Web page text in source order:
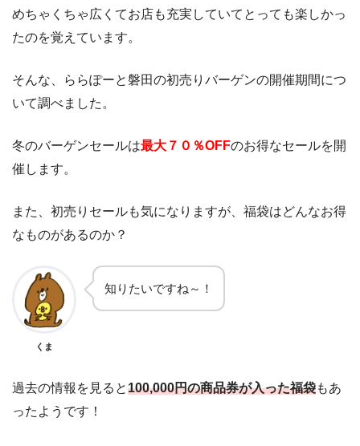
めちゃくちゃ広くてお店も充実していてとっても楽しかっ
たのを覚えています。
そんな、ららぽーと磐田の初売りバーゲンの開催期間につ
いて調べました。
冬のバーゲンセールは最大７０％OFFのお得なセールを開
催します。
また、初売りセールも気になりますが、福袋はどんなお得
なものがあるのか？
くま
知りたいですね～！
過去の情報を見ると100,000円の商品券が入った福袋もあ
ったようです！